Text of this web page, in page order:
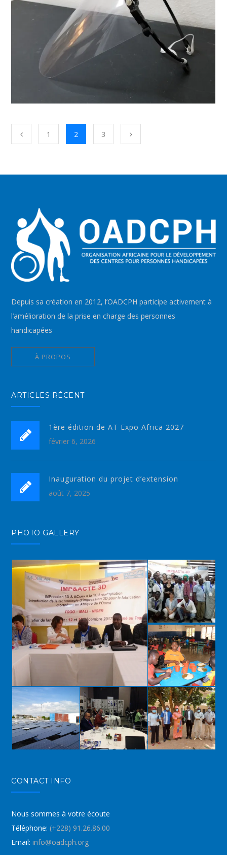
1 2 3
Depuis sa création en 2012, l’OADCPH participe activement à
l’amélioration de la prise en charge des personnes
handicapées
À PROPOS
ARTICLES RÉCENT
1ère édition de AT Expo Africa 2027
février 6, 2026
Inauguration du projet d’extension
août 7, 2025
PHOTO GALLERY
CONTACT INFO
Nous sommes à votre écoute
Téléphone: (+228) 91.26.86.00
Email: info@oadcph.org